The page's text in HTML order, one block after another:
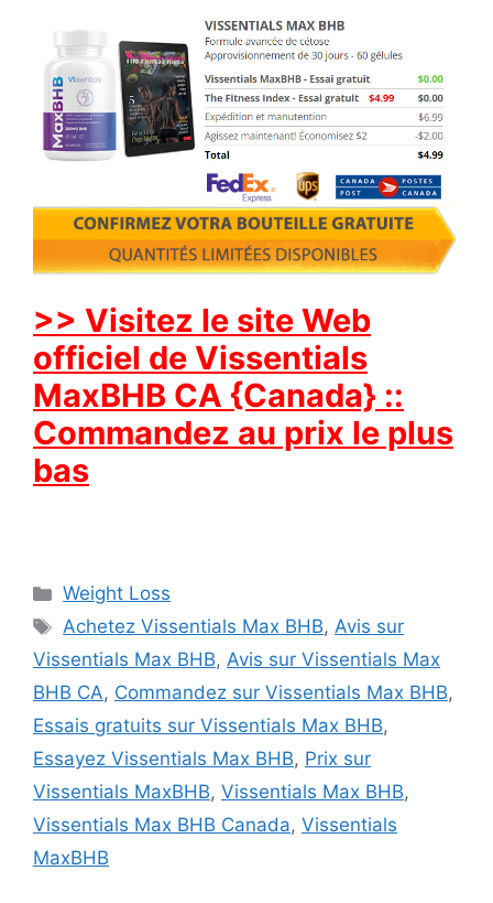
>> Visitez le site Web
officiel de Vissentials
MaxBHB CA {Canada} ::
Commandez au prix le plus
bas
Categories
Weight Loss
Tags
Achetez Vissentials Max BHB,Avis sur
Vissentials Max BHB, Avis sur Vissentials Max
BHB CA, Commandez sur Vissentials Max BHB,
Essais gratuits sur Vissentials Max BHB,
Essayez Vissentials Max BHB, Prix sur
Vissentials MaxBHB, Vissentials Max BHB,
Vissentials Max BHB Canada, Vissentials
MaxBHB